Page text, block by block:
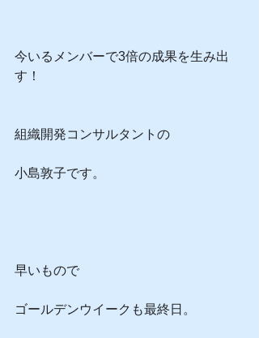
今いるメンバーで3倍の成果を生み出
す！
組織開発コンサルタントの
小島敦子です。
早いもので
ゴールデンウイークも最終日。